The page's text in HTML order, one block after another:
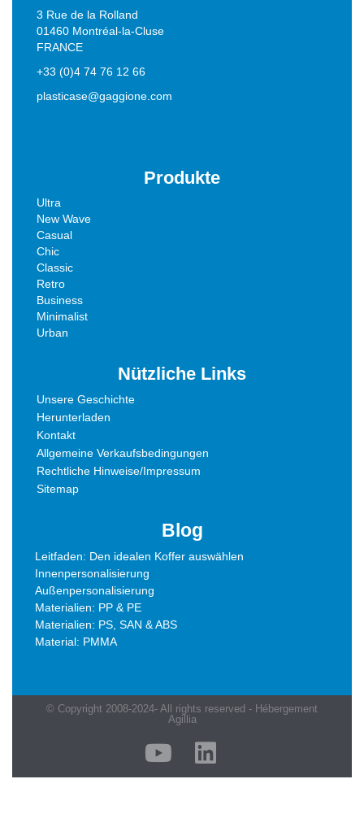
3 Rue de la Rolland
01460 Montréal-la-Cluse
FRANCE
+33 (0)4 74 76 12 66
plasticase@gaggione.com
Produkte
Ultra
New Wave
Casual
Chic
Classic
Retro
Business
Minimalist
Urban
Nützliche Links
Unsere Geschichte
Herunterladen
Kontakt
Allgemeine Verkaufsbedingungen
Rechtliche Hinweise/Impressum
Sitemap
Blog
Leitfaden: Den idealen Koffer auswählen
Innenpersonalisierung
Außenpersonalisierung
Materialien: PP & PE
Materialien: PS, SAN & ABS
Material: PMMA
© Copyright 2008-2024- All rights reserved - Hébergement
Agillia